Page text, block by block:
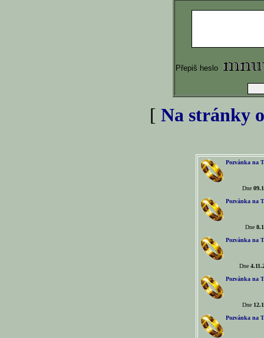
Přepiš heslo
[ Na stránky
Pozvánka na
Dne
Pozvánka na
Dne
Pozvánka na
Dne
Pozvánka na
Dne
Pozvánka na